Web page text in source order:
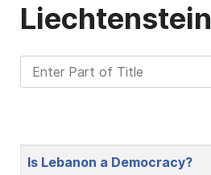
Liechtenstein
Enter Part of Title
Title
Is Lebanon a Democracy?